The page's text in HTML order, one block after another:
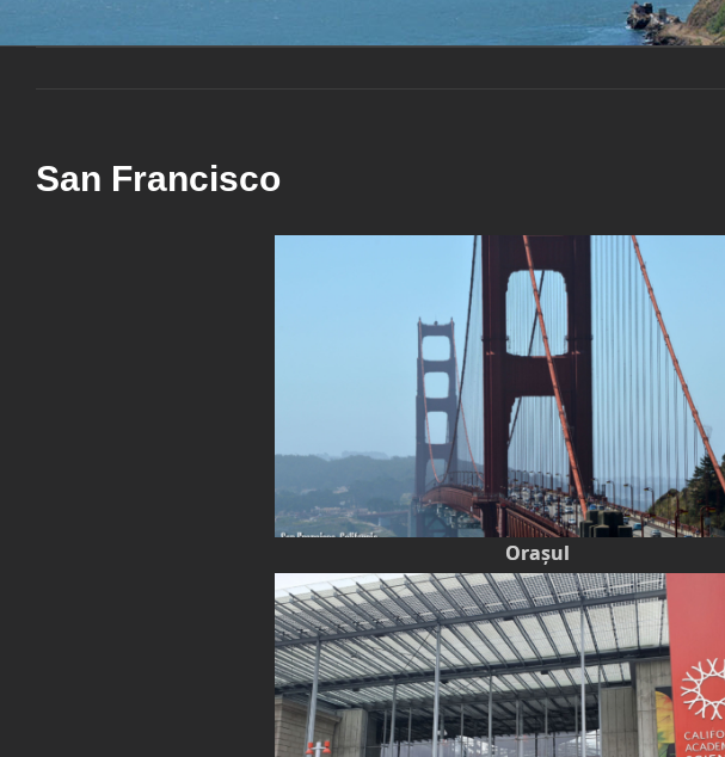
San Francisco
Orașul